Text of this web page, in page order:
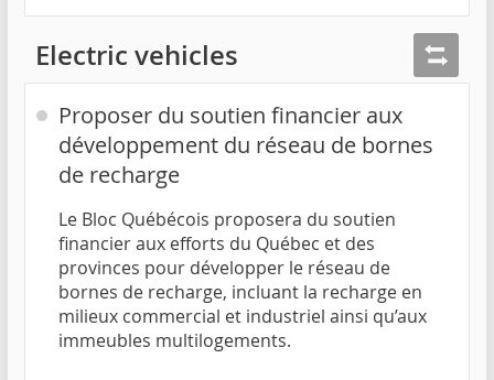
Electric vehicles
Proposer du soutien financier aux
développement du réseau de bornes
de recharge
Le Bloc Québécois proposera du soutien
financier aux efforts du Québec et des
provinces pour développer le réseau de
bornes de recharge, incluant la recharge en
milieux commercial et industriel ainsi qu’aux
immeubles multilogements.